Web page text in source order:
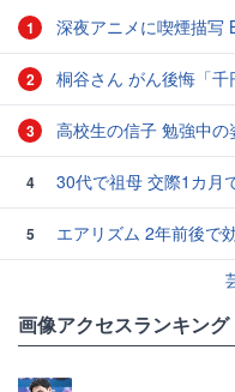
1 深夜アニメに喫煙描写
2 桐谷さん がん後悔「千
3 高校生の信子 勉強中の
4 30代で祖母 交際1カ月
5
エアリズム 2年前後で
画像アクセスランキング